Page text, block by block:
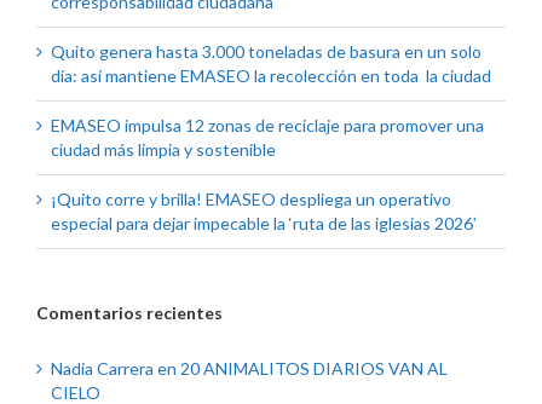
Quito genera hasta 3.000 toneladas de basura en un solo
día: así mantiene EMASEO la recolección en toda la ciudad
EMASEO impulsa 12 zonas de reciclaje para promover una
ciudad más limpia y sostenible
¡Quito corre y brilla! EMASEO despliega un operativo
especial para dejar impecable la ‘ruta de las iglesias 2026’
Comentarios recientes
Nadia Carrera en 20 ANIMALITOS DIARIOS VAN AL
CIELO